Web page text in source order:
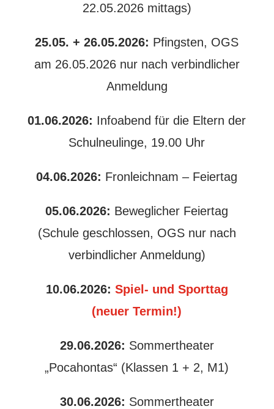
22.05.2026 mittags)
25.05. + 26.05.2026: Pfingsten, OGS
am 26.05.2026 nur nach verbindlicher
Anmeldung
01.06.2026: Infoabend für die Eltern der
Schulneulinge, 19.00 Uhr
04.06.2026: Fronleichnam – Feiertag
05.06.2026: Beweglicher Feiertag
(Schule geschlossen, OGS nur nach
verbindlicher Anmeldung)
10.06.2026: Spiel- und Sporttag
(neuer Termin!)
29.06.2026: Sommertheater
„Pocahontas“ (Klassen 1 + 2, M1)
30.06.2026: Sommertheater